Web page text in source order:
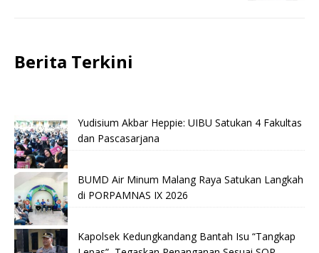
Berita Terkini
Yudisium Akbar Heppie: UIBU Satukan 4 Fakultas
dan Pascasarjana
BUMD Air Minum Malang Raya Satukan Langkah
di PORPAMNAS IX 2026
Kapolsek Kedungkandang Bantah Isu “Tangkap